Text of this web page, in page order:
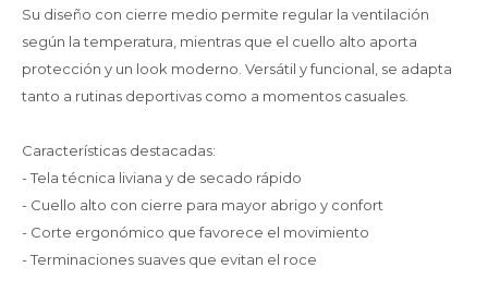
Su diseño con cierre medio permite regular la ventilación
según la temperatura, mientras que el cuello alto aporta
protección y un look moderno. Versátil y funcional, se adapta
tanto a rutinas deportivas como a momentos casuales.
Características destacadas:
- Tela técnica liviana y de secado rápido
- Cuello alto con cierre para mayor abrigo y confort
- Corte ergonómico que favorece el movimiento
- Terminaciones suaves que evitan el roce